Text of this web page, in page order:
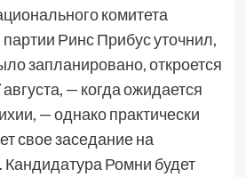
комитета
Ринс Прибус уточнил,
запланировано, откроется
— когда ожидается
— однако практически
свое заседание на
Ромни будет